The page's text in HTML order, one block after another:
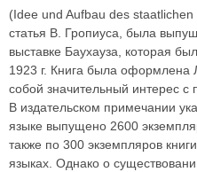
(Idee und Aufbau des
статья В. Гропиуса, была
выставке Баухауза, которая
1923 г. Книга была оформлена
собой значительный интерес с
В издательском примечании
языке выпущено 2600
также по 300 экземпляров
языках. Однако о